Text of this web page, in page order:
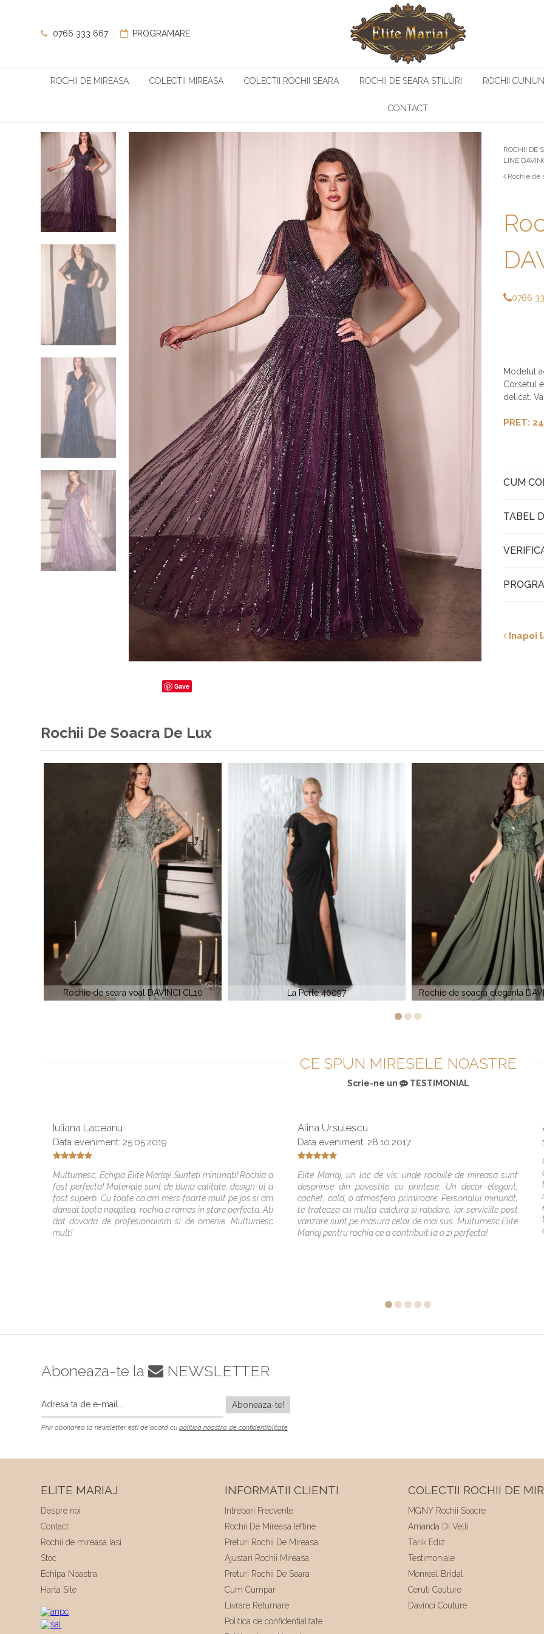
0766 333 667 PROGRAMARE
ROCHII DE MIREASA COLECTII MIREASA COLECTII ROCHII SEARA ROCHII DE SEARA STILURI ROCHII
CONTACT
ROCHII DE
LINE
Rochie de
0766
Modelul
Corsetul
delicat.
PRET:
CUM
TABEL
Inapoi
Save
Rochii De Soacra De Lux
La Perle 40097 Rochie de soacra eleganta DAVINCI CL09 Rochie de soacra midi
CE SPUN MIRESELE NOASTRE
Scrie-ne un TESTIMONIAL
Iuliana Laceanu
Data eveniment: 25.05.2019
Multumesc, Echipa Elite Mariaj! Sunteti minunati! Rochia a
fost perfecta! Materiale sunt de buna calitate, design-ul a
fost superb. Cu toate ca am mers foarte mult pe jos si am
dansat toata noaptea, rochia a ramas in stare perfecta. Ati
dat dovada de profesionalism si de omenie. Multumesc
mult!
Alina Ursulescu
Data eveniment: 28.10.2017
Elite Mariaj, un loc de vis, unde rochiile de mireasa sunt
desprinse din povestile cu printese. Un decor elegant,
cochet, cald, o atmosfera primiroare. Personalul minunat,
te trateaza cu multa caldura si rabdare, iar serviciile post
vanzare sunt pe masura celor de mai sus. Multumesc Elite
Mariaj pentru rochia ce a contribuit la o zi perfecta!
Aboneaza-te la NEWSLETTER
Prin abonarea la newsletter esti de acord cu politica noastra de confidentialitate
ELITE MARIAJ
Despre noi
Contact
Rochii de mireasa Iasi
Stoc
Echipa Noastra
Harta Site
INFORMATII CLIENTI
Intrebari Frecvente
Rochii De Mireasa Ieftine
Preturi Rochii De Mireasa
Ajustari Rochii Mireasa
Preturi Rochii De Seara
Cum Cumpar
Livrare Returnare
Politica de confidentialitate
COLECTII ROCHII DE
MGNY Rochii Soacre
Amanda Di Velli
Tarik Ediz
Testimoniale
Monreal Bridal
Ceruti Couture
Davinci Couture